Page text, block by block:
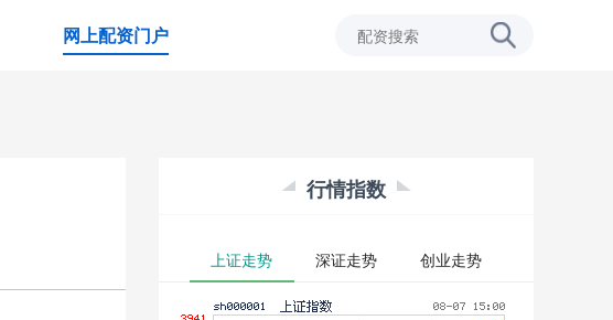
网上配资门户
行情指数
上证走势 深证走势 创业走势